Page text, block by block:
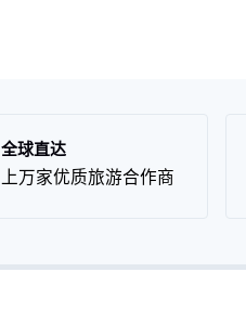
全球直达
上万家优质旅游合作商